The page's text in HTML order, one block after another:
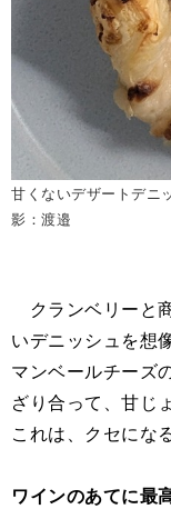
甘くないデザートデ
影：渡邉
クランベリーと
いデニッシュを想
マンベールチーズ
ざり合って、甘じ
これは、クセになる
ワインのあてに最